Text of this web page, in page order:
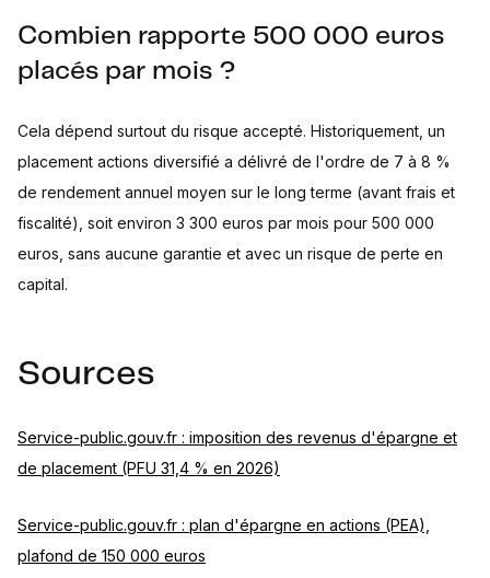
Combien rapporte 500 000 euros
placés par mois ?
Cela dépend surtout du risque accepté. Historiquement, un
placement actions diversifié a délivré de l'ordre de 7 à 8 %
de rendement annuel moyen sur le long terme (avant frais et
fiscalité), soit environ 3 300 euros par mois pour 500 000
euros, sans aucune garantie et avec un risque de perte en
capital.
Sources
Service-public.gouv.fr : imposition des revenus d'épargne et
de placement (PFU 31,4 % en 2026)
Service-public.gouv.fr : plan d'épargne en actions (PEA),
plafond de 150 000 euros